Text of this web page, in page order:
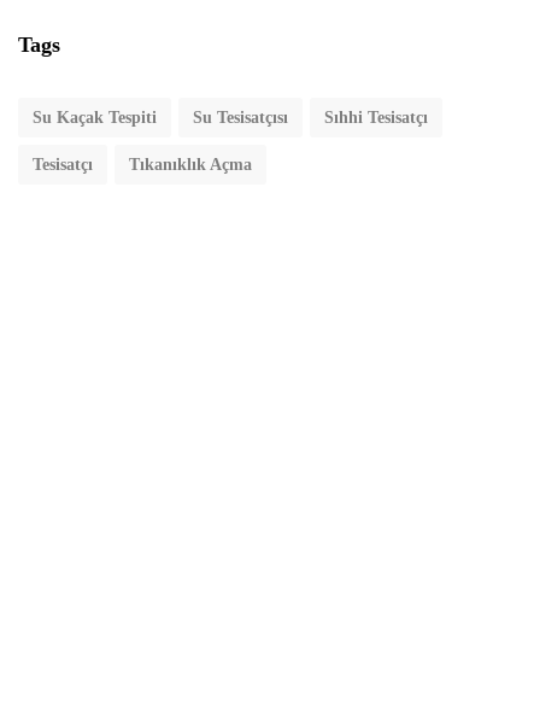
Tags
Su Kaçak Tespiti Su Tesisatçısı Sıhhi Tesisatçı
Tesisatçı Tıkanıklık Açma